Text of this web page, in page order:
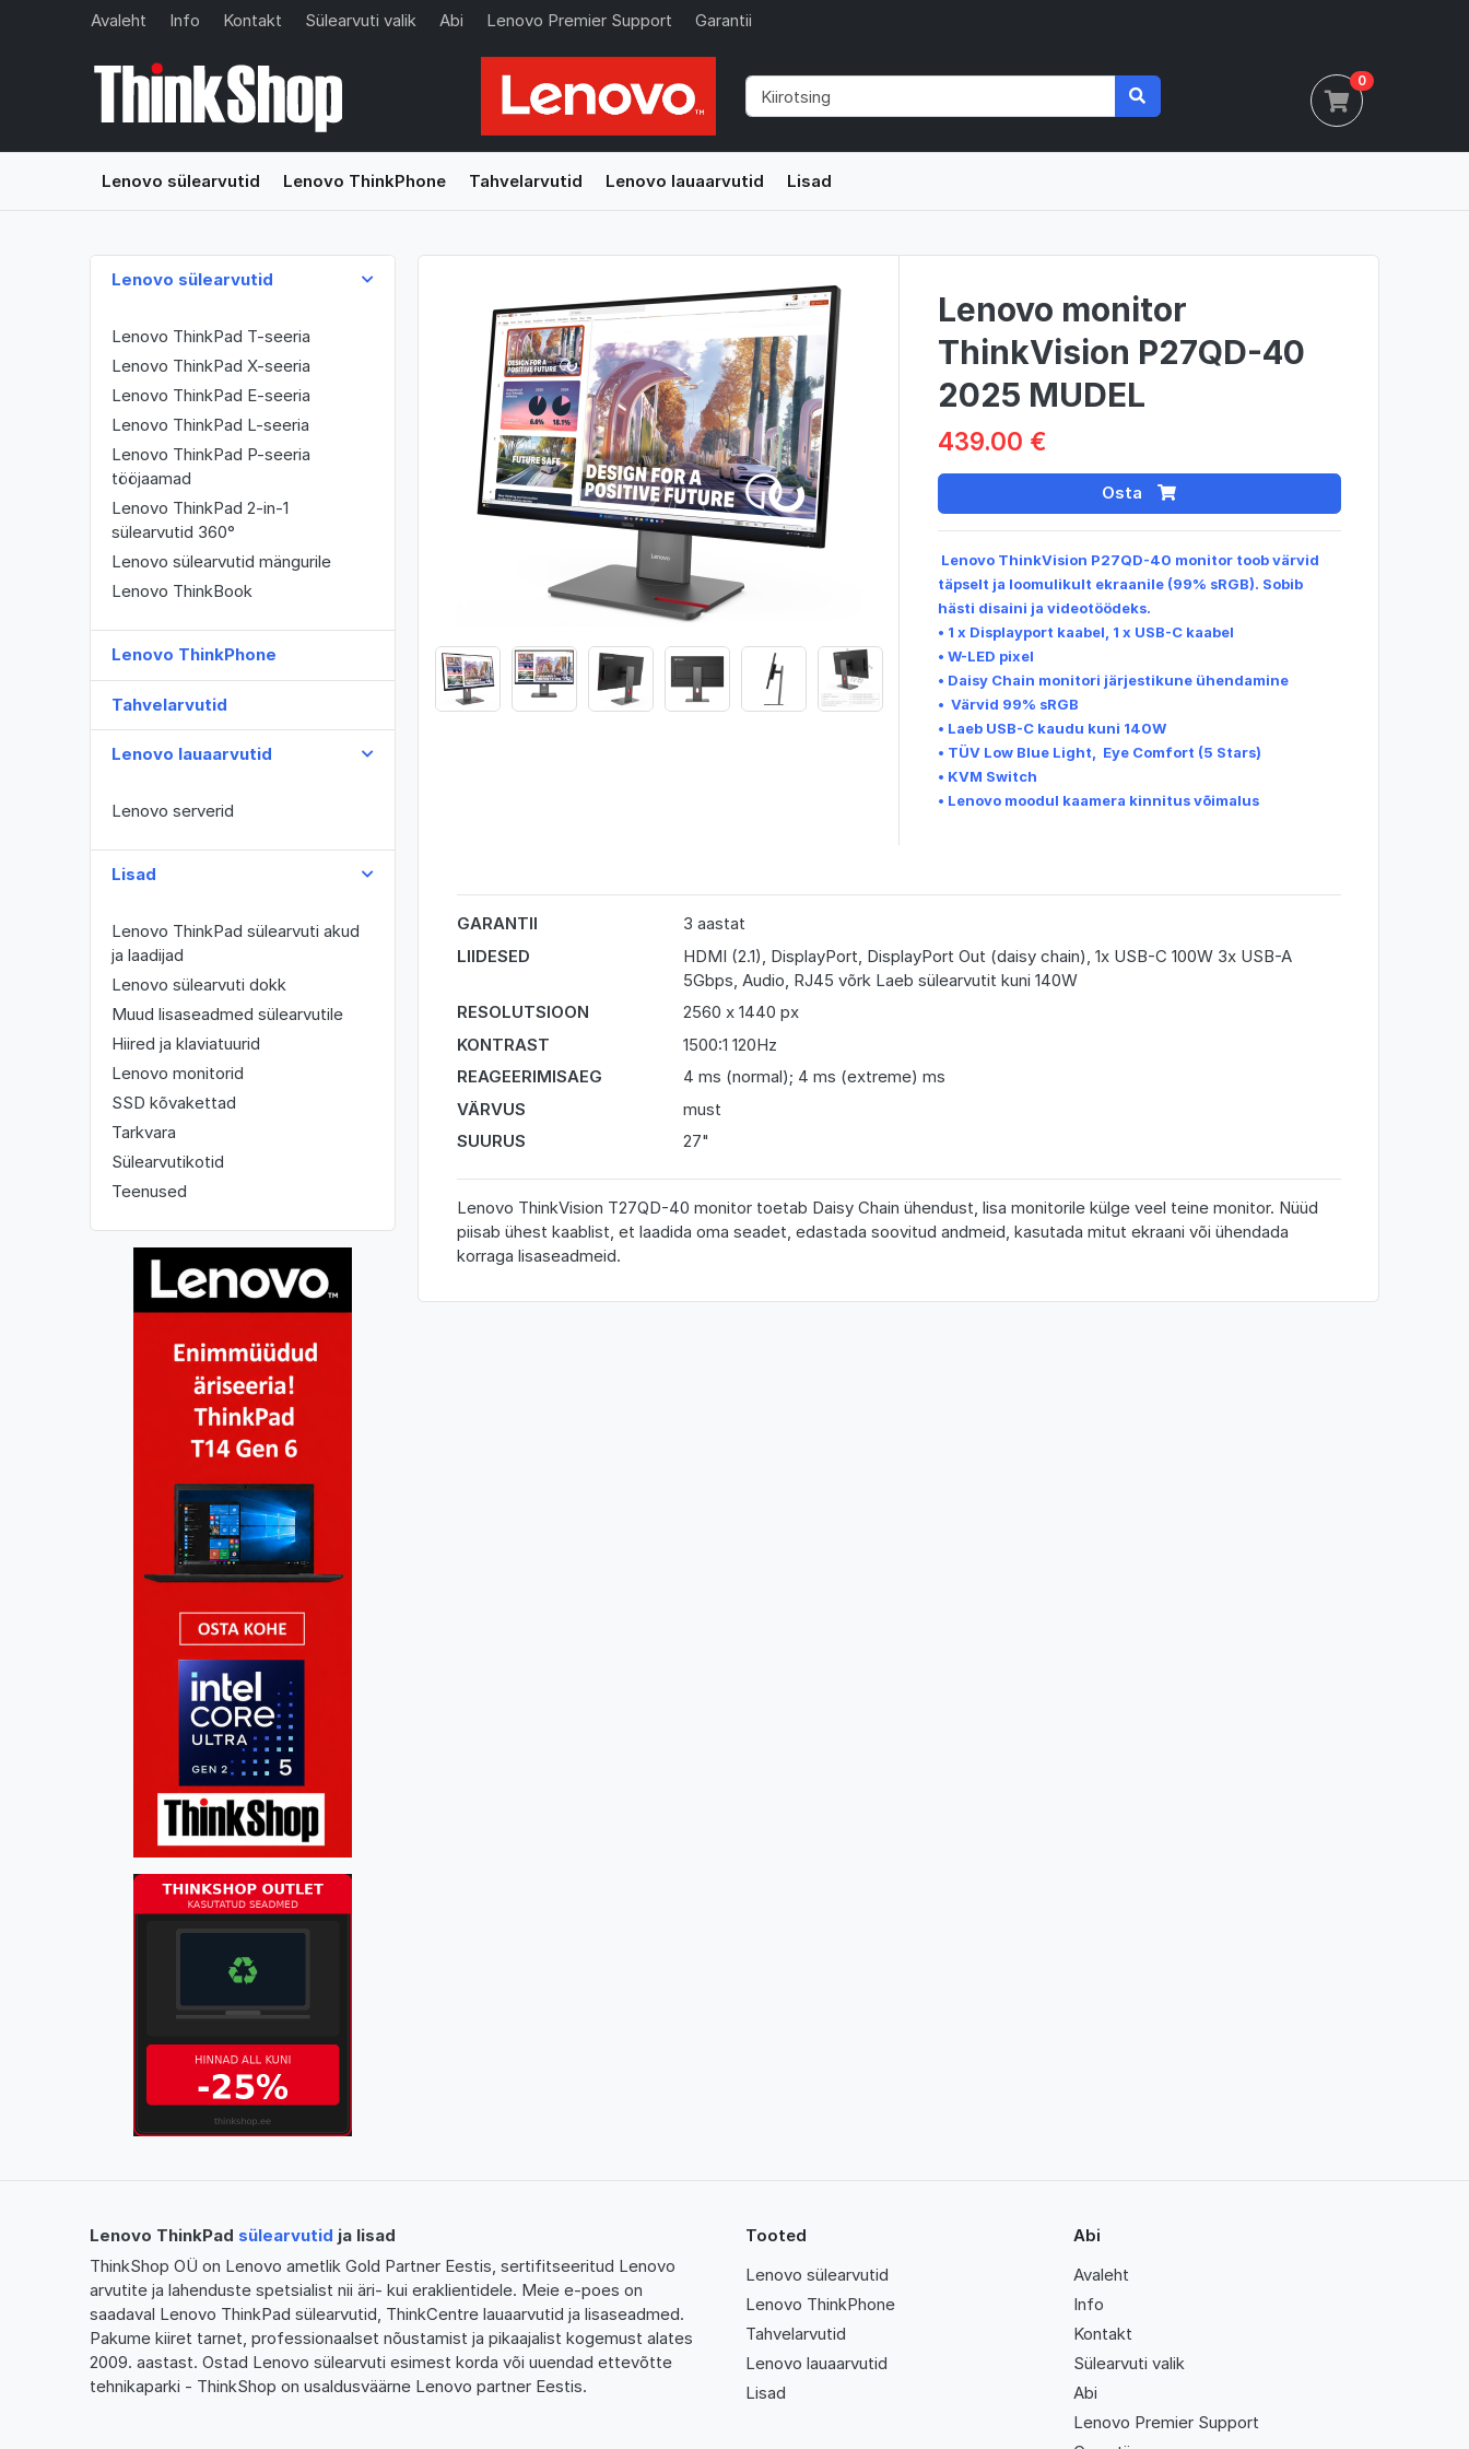
Avaleht Info Kontakt Sülearvuti valik Abi Lenovo Premier Support Garantii
0
Lenovo sülearvutid Lenovo ThinkPhone Tahvelarvutid Lenovo lauaarvutid Lisad
Lenovo sülearvutid
Lenovo ThinkPad T-seeria
Lenovo ThinkPad X-seeria
Lenovo ThinkPad E-seeria
Lenovo ThinkPad L-seeria
Lenovo ThinkPad P-seeria
tööjaamad
Lenovo ThinkPad 2-in-1
sülearvutid 360°
Lenovo sülearvutid mängurile
Lenovo ThinkBook
Lenovo ThinkPhone
Tahvelarvutid
Lenovo lauaarvutid
Lenovo serverid
Lisad
Lenovo ThinkPad sülearvuti akud
ja laadijad
Lenovo sülearvuti dokk
Muud lisaseadmed sülearvutile
Hiired ja klaviatuurid
Lenovo monitorid
SSD kõvakettad
Tarkvara
Sülearvutikotid
Teenused
Lenovo monitor
ThinkVision P27QD-40
2025 MUDEL
439.00 €
Osta
Lenovo ThinkVision P27QD-40 monitor toob värvid
täpselt ja loomulikult ekraanile (99% sRGB). Sobib
hästi disaini ja videotöödeks.
• 1 x Displayport kaabel, 1 x USB-C kaabel
• W-LED pixel
• Daisy Chain monitori järjestikune ühendamine
• Värvid 99% sRGB
• Laeb USB-C kaudu kuni 140W
• TÜV Low Blue Light, Eye Comfort (5 Stars)
• KVM Switch
• Lenovo moodul kaamera kinnitus võimalus
GARANTII
3 aastat
LIIDESED
HDMI (2.1), DisplayPort, DisplayPort Out (daisy chain), 1x USB-C 100W 3x USB-A
5Gbps, Audio, RJ45 võrk Laeb sülearvutit kuni 140W
RESOLUTSIOON
2560 x 1440 px
KONTRAST
1500:1 120Hz
REAGEERIMISAEG
4 ms (normal); 4 ms (extreme) ms
VÄRVUS
must
SUURUS
27"
Lenovo ThinkVision T27QD-40 monitor toetab Daisy Chain ühendust, lisa monitorile külge veel teine monitor. Nüüd
piisab ühest kaablist, et laadida oma seadet, edastada soovitud andmeid, kasutada mitut ekraani või ühendada
korraga lisaseadmeid.
Lenovo ThinkPad sülearvutid ja lisad
ThinkShop OÜ on Lenovo ametlik Gold Partner Eestis, sertifitseeritud Lenovo
arvutite ja lahenduste spetsialist nii äri- kui eraklientidele. Meie e-poes on
saadaval Lenovo ThinkPad sülearvutid, ThinkCentre lauaarvutid ja lisaseadmed.
Pakume kiiret tarnet, professionaalset nõustamist ja pikaajalist kogemust alates
2009. aastast. Ostad Lenovo sülearvuti esimest korda või uuendad ettevõtte
tehnikaparki - ThinkShop on usaldusväärne Lenovo partner Eestis.
Tooted
Lenovo sülearvutid
Lenovo ThinkPhone
Tahvelarvutid
Lenovo lauaarvutid
Lisad
Abi
Avaleht
Info
Kontakt
Sülearvuti valik
Abi
Lenovo Premier Support